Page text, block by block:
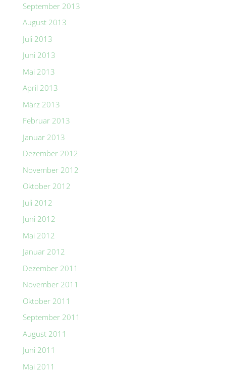
September 2013
August 2013
Juli 2013
Juni 2013
Mai 2013
April 2013
März 2013
Februar 2013
Januar 2013
Dezember 2012
November 2012
Oktober 2012
Juli 2012
Juni 2012
Mai 2012
Januar 2012
Dezember 2011
November 2011
Oktober 2011
September 2011
August 2011
Juni 2011
Mai 2011